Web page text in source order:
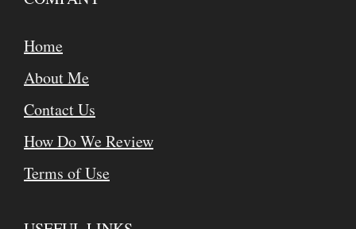
Home
About Me
Contact Us
How Do We Review
Terms of Use